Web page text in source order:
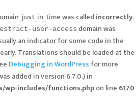
was called incorrectly.
user-access domain was
an indicator for some code in the
Translations should be loaded at the
Debugging in WordPress for more
added in version 6.7.0.) in
wp-includes/functions.phpon line 6170